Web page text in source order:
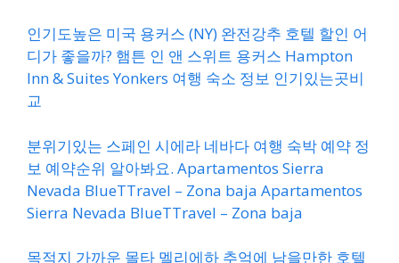
인기도높은 미국 용커스 (NY) 완전강추 호텔 할인 어
디가 좋을까? 햄튼 인 앤 스위트 용커스 Hampton
Inn & Suites Yonkers 여행 숙소 정보 인기있는곳비
교
분위기있는 스페인 시에라 네바다 여행 숙박 예약 정
보 예약순위 알아봐요. Apartamentos Sierra
Nevada BlueTTravel – Zona baja Apartamentos
Sierra Nevada BlueTTravel – Zona baja
목적지 가까운 몰타 멜리에하 추억에 남을만한 호텔